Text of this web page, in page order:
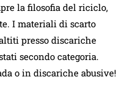
la filosofia del riciclo,
I materiali di scarto
presso discariche
secondo categoria.
o in discariche abusive!